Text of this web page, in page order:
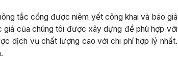
tắc cống được niêm yết công khai và báo giá
của chúng tôi được xây dựng để phù hợp với
dịch vụ chất lượng cao với chi phí hợp lý nhất.